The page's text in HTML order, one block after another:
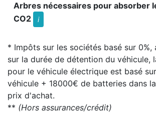
Arbres nécessaires pour absorber
CO2
i
* Impôts sur les sociétés basé sur 0%,
sur la durée de détention du véhicule,
pour le véhicule électrique est basé
véhicule + 18000€ de batteries dans
prix d'achat.
** (Hors assurances/crédit)